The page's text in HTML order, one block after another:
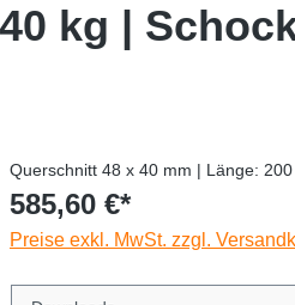
kg |
Querschnitt 48 x 40 mm | Länge:
585,60 €*
Preise exkl. MwSt. zzgl.